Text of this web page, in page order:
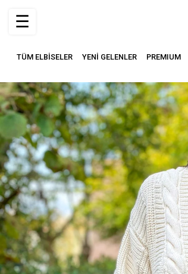
TÜM ELBİSELER YENİ GELENLER PREMIUM
☰